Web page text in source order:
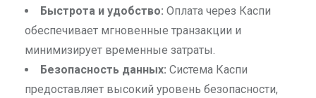
Быстрота и удобство: Оплата через Каспи
обеспечивает мгновенные транзакции и
минимизирует временные затраты.
Безопасность данных: Система Каспи
предоставляет высокий уровень безопасности,